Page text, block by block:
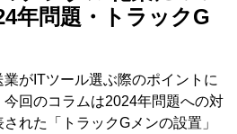
年問題・トラックG
がITツール選ぶ際のポイントに
回のコラムは2024年問題への対
れた「トラックGメンの設置」